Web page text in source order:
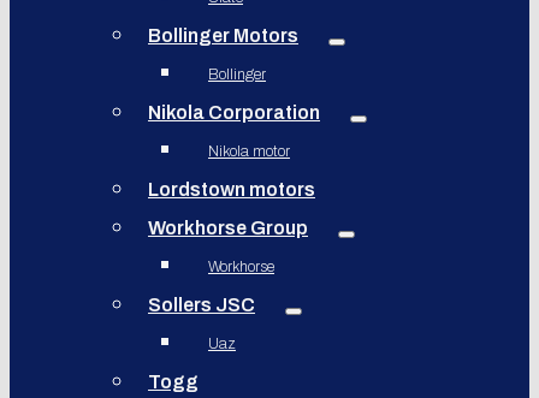
Bollinger Motors
Bollinger
Nikola Corporation
Nikola motor
Lordstown motors
Workhorse Group
Workhorse
Sollers JSC
Uaz
Togg